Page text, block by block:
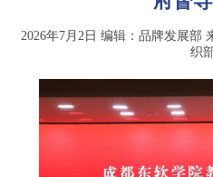
2026年7月2日 编辑：品牌发展部
织